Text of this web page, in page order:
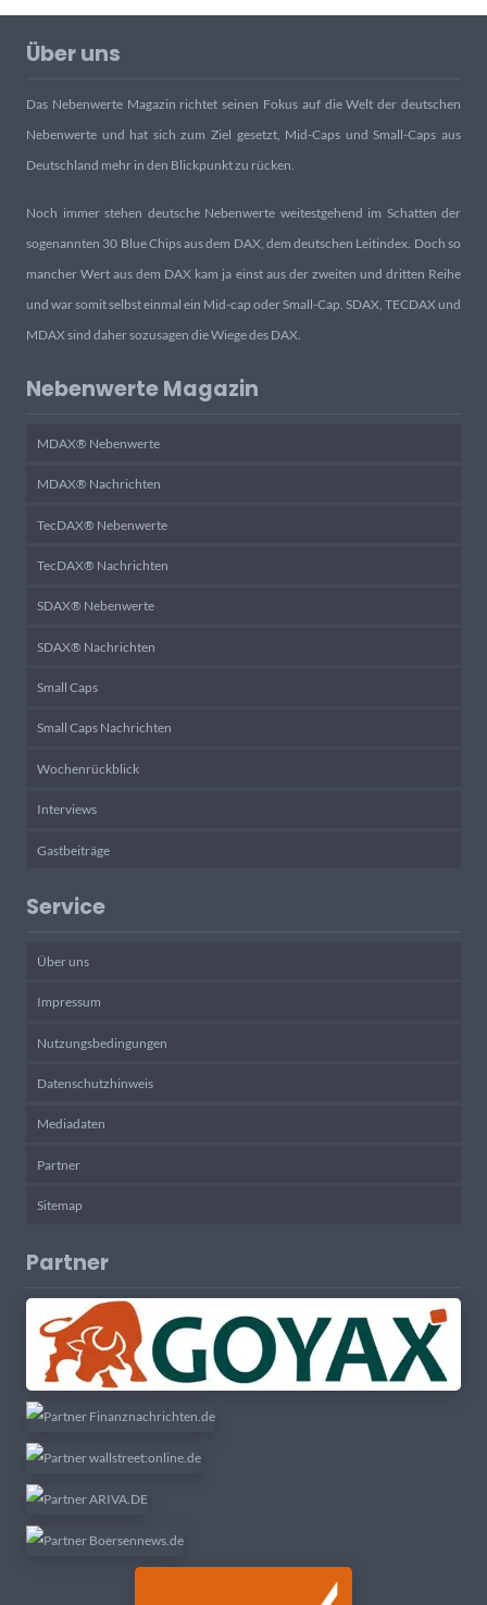
Über uns
Das Nebenwerte Magazin richtet seinen Fokus auf die Welt der deutschen
Nebenwerte und hat sich zum Ziel gesetzt, Mid-Caps und Small-Caps aus
Deutschland mehr in den Blickpunkt zu rücken.
Noch immer stehen deutsche Nebenwerte weitestgehend im Schatten der
sogenannten 30 Blue Chips aus dem DAX, dem deutschen Leitindex. Doch so
mancher Wert aus dem DAX kam ja einst aus der zweiten und dritten Reihe
und war somit selbst einmal ein Mid-cap oder Small-Cap. SDAX, TECDAX und
MDAX sind daher sozusagen die Wiege des DAX.
Nebenwerte Magazin
MDAX® Nebenwerte
MDAX® Nachrichten
TecDAX® Nebenwerte
TecDAX® Nachrichten
SDAX® Nebenwerte
SDAX® Nachrichten
Small Caps
Small Caps Nachrichten
Wochenrückblick
Interviews
Gastbeiträge
Service
Über uns
Impressum
Nutzungsbedingungen
Datenschutzhinweis
Mediadaten
Partner
Sitemap
Partner